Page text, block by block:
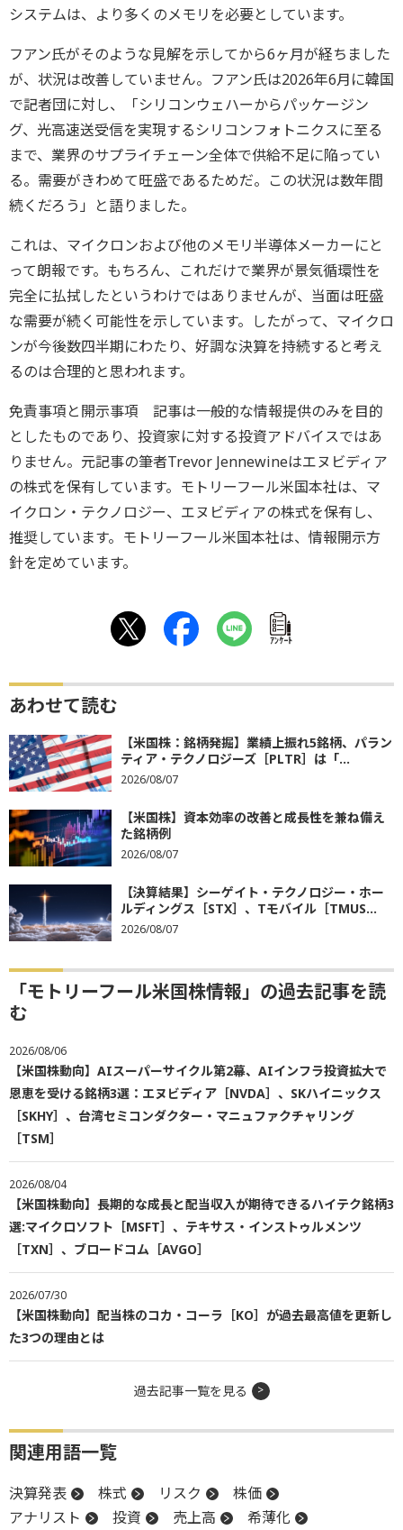
システムは、より多くのメモリを必要としています。
フアン氏がそのような見解を示してから6ヶ月が経ちました
が、状況は改善していません。フアン氏は2026年6月に韓国
で記者団に対し、「シリコンウェハーからパッケージン
グ、光高速送受信を実現するシリコンフォトニクスに至る
まで、業界のサプライチェーン全体で供給不足に陥ってい
る。需要がきわめて旺盛であるためだ。この状況は数年間
続くだろう」と語りました。
これは、マイクロンおよび他のメモリ半導体メーカーにと
って朗報です。もちろん、これだけで業界が景気循環性を
完全に払拭したというわけではありませんが、当面は旺盛
な需要が続く可能性を示しています。したがって、マイクロ
ンが今後数四半期にわたり、好調な決算を持続すると考え
るのは合理的と思われます。
免責事項と開示事項 記事は一般的な情報提供のみを目的
としたものであり、投資家に対する投資アドバイスではあ
りません。元記事の筆者Trevor Jennewineはエヌビディア
の株式を保有しています。モトリーフール米国本社は、マ
イクロン・テクノロジー、エヌビディアの株式を保有し、
推奨しています。モトリーフール米国本社は、情報開示方
針を定めています。
ｱﾝｹｰﾄ
あわせて読む
【米国株：銘柄発掘】業績上振れ5銘柄、パラン
ティア・テクノロジーズ［PLTR］は「...
2026/08/07
【米国株】資本効率の改善と成長性を兼ね備え
た銘柄例
2026/08/07
【決算結果】シーゲイト・テクノロジー・ホー
ルディングス［STX］、Tモバイル［TMUS...
2026/08/07
「モトリーフール米国株情報」の過去記事を読
む
2026/08/06
【米国株動向】AIスーパーサイクル第2幕、AIインフラ投資拡大で
恩恵を受ける銘柄3選：エヌビディア［NVDA］、SKハイニックス
［SKHY］、台湾セミコンダクター・マニュファクチャリング
［TSM］
2026/08/04
【米国株動向】長期的な成長と配当収入が期待できるハイテク銘柄3
選:マイクロソフト［MSFT］、テキサス・インストゥルメンツ
［TXN］、ブロードコム［AVGO］
2026/07/30
【米国株動向】配当株のコカ・コーラ［KO］が過去最高値を更新し
た3つの理由とは
過去記事一覧を見る
関連用語一覧
決算発表 株式 リスク
株価
アナリスト
投資 売上高
希薄化